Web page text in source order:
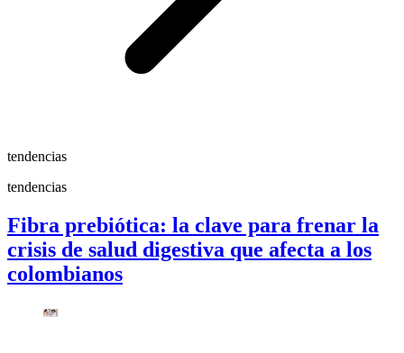
tendencias
tendencias
Fibra prebiótica: la clave para frenar la
crisis de salud digestiva que afecta a los
colombianos